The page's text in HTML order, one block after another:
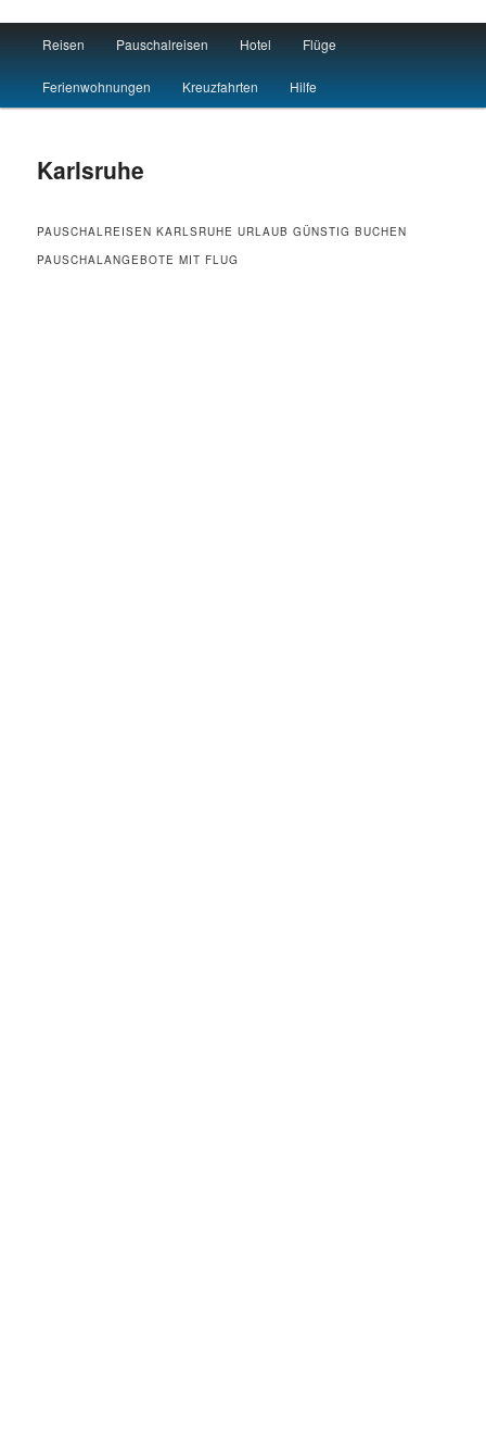
Travel : De
Skip to primary content
Skip to secondary content
Reisen Pauschalreisen Hotel Flüge
Ferienwohnungen Kreuzfahrten Hilfe
Karlsruhe
PAUSCHALREISEN KARLSRUHE URLAUB GÜNSTIG BUCHEN
PAUSCHALANGEBOTE MIT FLUG